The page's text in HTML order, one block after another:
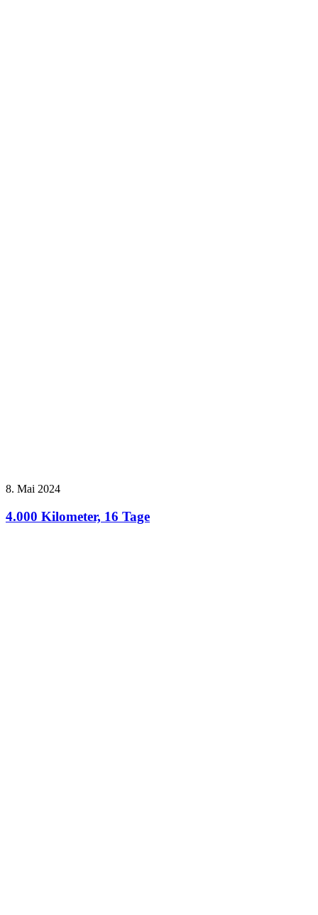
8. Mai 2024
4.000 Kilometer, 16 Tage